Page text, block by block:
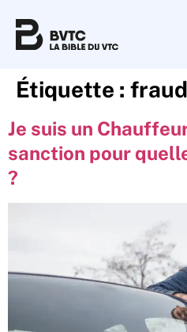
Étiquette :
Je suis un
sanction pour
?